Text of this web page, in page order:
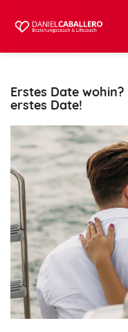
Erstes Date
erstes Date!